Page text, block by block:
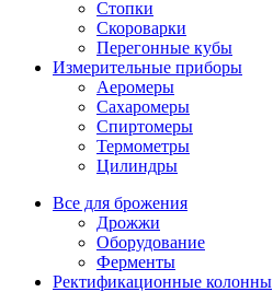
Стопки
Скороварки
Перегонные кубы
Измерительные приборы
Аеромеры
Сахаромеры
Спиртомеры
Термометры
Цилиндры
Все для брожения
Дрожжи
Оборудование
Ферменты
Ректификационные колонны